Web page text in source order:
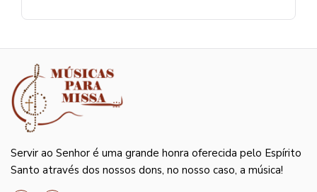
Servir ao Senhor é uma grande honra oferecida pelo Espírito
Santo através dos nossos dons, no nosso caso, a música!